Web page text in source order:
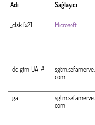
Adı Sağlayıcı
_clsk [x2]
Microsoft
_dc_gtm_UA-#
sgtm.sefamerve.
com
_ga
sgtm.sefamerve.
com